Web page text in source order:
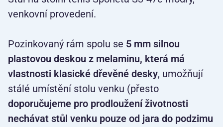
venkovní provedení.
Pozinkovaný rám spolu se 5 mm silnou
plastovou deskou z melaminu, která má
vlastnosti klasické dřevěné desky, umožňují
stálé umístění stolu venku (přesto
doporučujeme pro prodloužení životnosti
nechávat stůl venku pouze od jara do podzimu